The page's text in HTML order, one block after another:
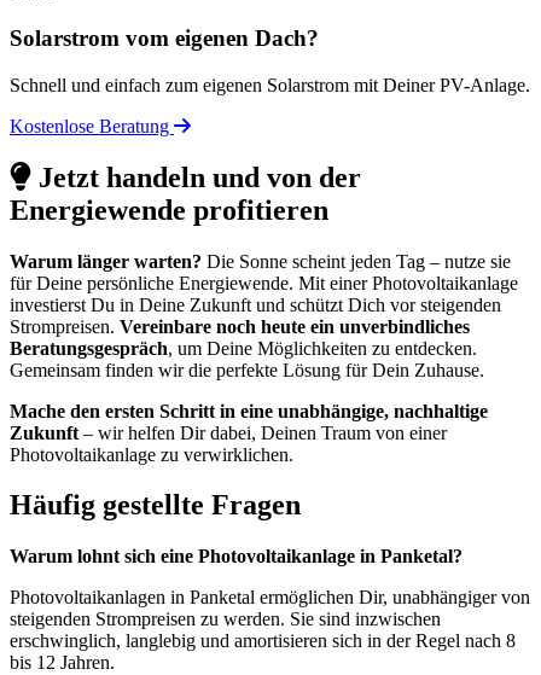
Solarstrom vom eigenen Dach?
Schnell und einfach zum eigenen Solarstrom mit Deiner PV-Anlage.
Kostenlose Beratung
Jetzt handeln und von der
Energiewende profitieren
Warum länger warten? Die Sonne scheint jeden Tag – nutze sie
für Deine persönliche Energiewende. Mit einer Photovoltaikanlage
investierst Du in Deine Zukunft und schützt Dich vor steigenden
Strompreisen. Vereinbare noch heute ein unverbindliches
Beratungsgespräch, um Deine Möglichkeiten zu entdecken.
Gemeinsam finden wir die perfekte Lösung für Dein Zuhause.
Mache den ersten Schritt in eine unabhängige, nachhaltige
Zukunft – wir helfen Dir dabei, Deinen Traum von einer
Photovoltaikanlage zu verwirklichen.
Häufig gestellte Fragen
Warum lohnt sich eine Photovoltaikanlage in Panketal?
Photovoltaikanlagen in Panketal ermöglichen Dir, unabhängiger von
steigenden Strompreisen zu werden. Sie sind inzwischen
erschwinglich, langlebig und amortisieren sich in der Regel nach 8
bis 12 Jahren.